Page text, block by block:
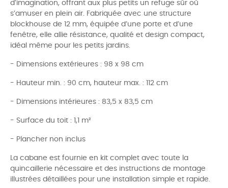
d’imagination, offrant aux plus petits un refuge sûr où
s’amuser en plein air. Fabriquée avec une structure
blockhouse de 12 mm, équipée d’une porte et d’une
fenêtre, elle allie résistance, qualité et design compact,
idéal même pour les petits jardins.
- Dimensions extérieures : 98 x 98 cm
- Hauteur min. : 90 cm, hauteur max. : 112 cm
- Dimensions intérieures : 83,5 x 83,5 cm
- Surface du toit : 1,1 m²
- Plancher non inclus
La cabane est fournie en kit complet avec toute la
quincaillerie nécessaire et des instructions de montage
illustrées détaillées pour une installation simple et rapide.